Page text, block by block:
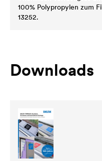
100% Polypropylen zum
13252.
Downloads